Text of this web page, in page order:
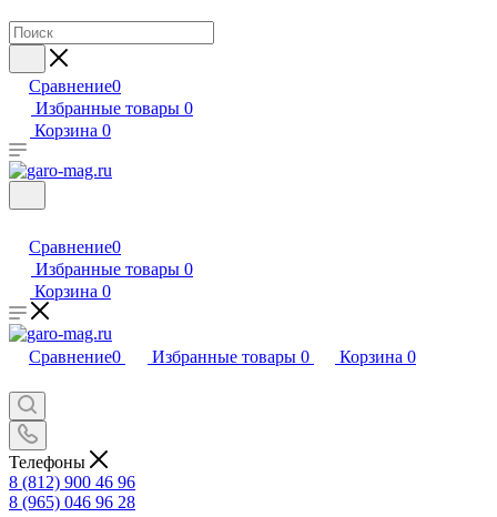
Сравнение0
Избранные товары 0
Корзина 0
Сравнение0
Избранные товары 0
Корзина 0
Сравнение0 Избранные товары 0 Корзина 0
Телефоны
8 (812) 900 46 96
8 (965) 046 96 28